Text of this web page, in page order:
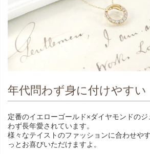
年代問わず身に付けやすい
定番のイエローゴールド×ダイヤモンドの
わず長年愛されています。
様々なテイストのファッションに合わせや
っとお喜びいただけますよ。